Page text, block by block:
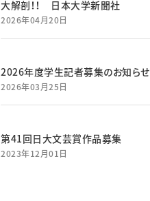
大解剖！！ 日本大学新聞社
2026年04月20日
2026年度学生記者募集のお知らせ
2026年03月25日
第41回日大文芸賞作品募集
2023年12月01日